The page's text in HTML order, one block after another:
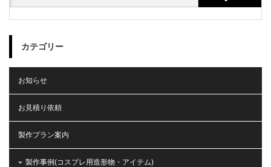
カテゴリー
お知らせ
お見積り依頼
製作プラン案内
製作事例(コスプレ用造形物・アイテム)